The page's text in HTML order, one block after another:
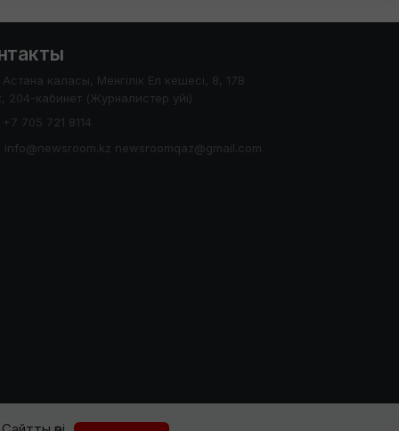
Астана каласы, Менгілік Ел кешесі, 8, 17В
204-кабинет (Журналистер уйі)
+7 705 721 8114
info@newsroom.kz newsroomqaz@gmail.com